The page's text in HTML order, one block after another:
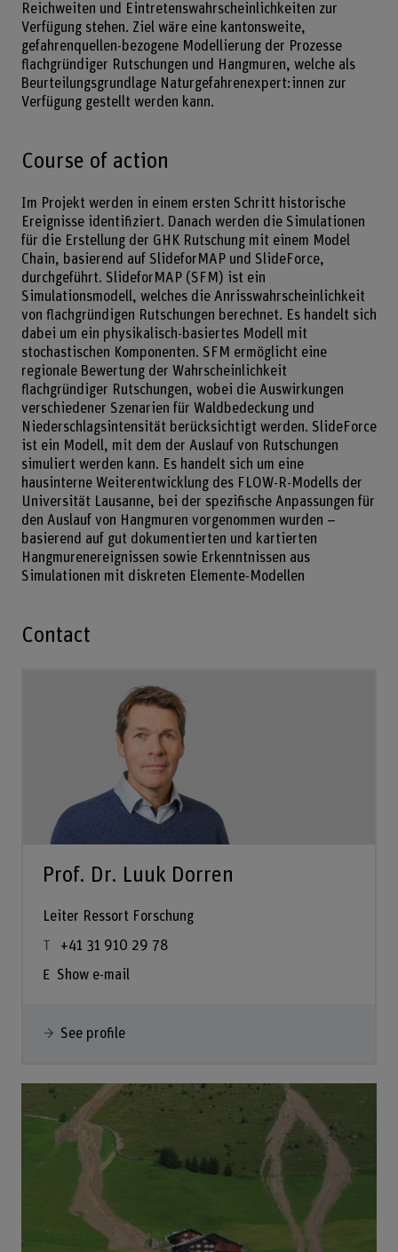
Reichweiten und Eintretenswahrscheinlichkeiten zur
Verfügung stehen. Ziel wäre eine kantonsweite,
gefahrenquellen-bezogene Modellierung der Prozesse
flachgründiger Rutschungen und Hangmuren, welche als
Beurteilungsgrundlage Naturgefahrenexpert:innen zur
Verfügung gestellt werden kann.
Course of action
Im Projekt werden in einem ersten Schritt historische
Ereignisse identifiziert. Danach werden die Simulationen
für die Erstellung der GHK Rutschung mit einem Model
Chain, basierend auf SlideforMAP und SlideForce,
durchgeführt. SlideforMAP (SFM) ist ein
Simulationsmodell, welches die Anrisswahrscheinlichkeit
von flachgründigen Rutschungen berechnet. Es handelt sich
dabei um ein physikalisch-basiertes Modell mit
stochastischen Komponenten. SFM ermöglicht eine
regionale Bewertung der Wahrscheinlichkeit
flachgründiger Rutschungen, wobei die Auswirkungen
verschiedener Szenarien für Waldbedeckung und
Niederschlagsintensität berücksichtigt werden. SlideForce
ist ein Modell, mit dem der Auslauf von Rutschungen
simuliert werden kann. Es handelt sich um eine
hausinterne Weiterentwicklung des FLOW-R-Modells der
Universität Lausanne, bei der spezifische Anpassungen für
den Auslauf von Hangmuren vorgenommen wurden –
basierend auf gut dokumentierten und kartierten
Hangmurenereignissen sowie Erkenntnissen aus
Simulationen mit diskreten Elemente-Modellen
Contact
Prof. Dr. Luuk Dorren
Leiter Ressort Forschung
+41 31 910 29 78
Show e-mail
See profile